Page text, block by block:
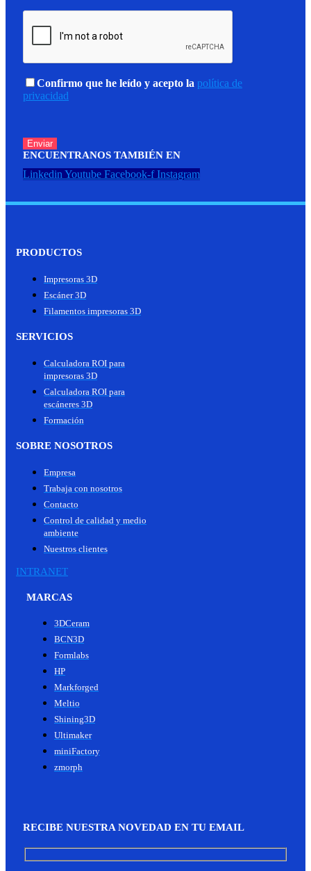
Confirmo que he leído y acepto la política de
privacidad
ENCUENTRANOS TAMBIÉN EN
Linkedin Youtube Facebook-f Instagram
PRODUCTOS
Impresoras 3D
Escáner 3D
Filamentos impresoras 3D
SERVICIOS
Calculadora ROI para
impresoras 3D
Calculadora ROI para
escáneres 3D
Formación
SOBRE NOSOTROS
Empresa
Trabaja con nosotros
Contacto
Control de calidad y medio
ambiente
Nuestros clientes
INTRANET
MARCAS
3DCeram
BCN3D
Formlabs
HP
Markforged
Meltio
Shining3D
Ultimaker
miniFactory
zmorph
RECIBE NUESTRA NOVEDAD EN TU EMAIL